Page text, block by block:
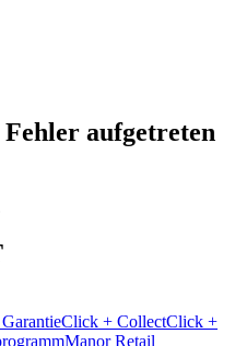
aufgetreten
Click + CollectClick +
Manor Retail